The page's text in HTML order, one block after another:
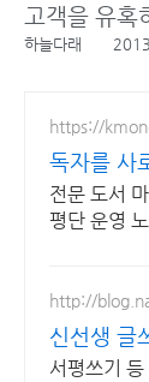
고객을 유혹
하늘다래
https://
독자를 사
전문 도서
평단 운영
http://
신선생 글
서평쓰기